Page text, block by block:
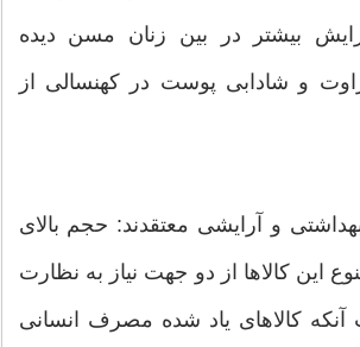
بیشتر در بین زنان مسن دیده
و شادابی پوست در کهنسالی از
و آرایشی معتقدند: حجم بالای
این کالاها از دو جهت نیاز به نظارت
کالاهای یاد شده مصرف انسانی